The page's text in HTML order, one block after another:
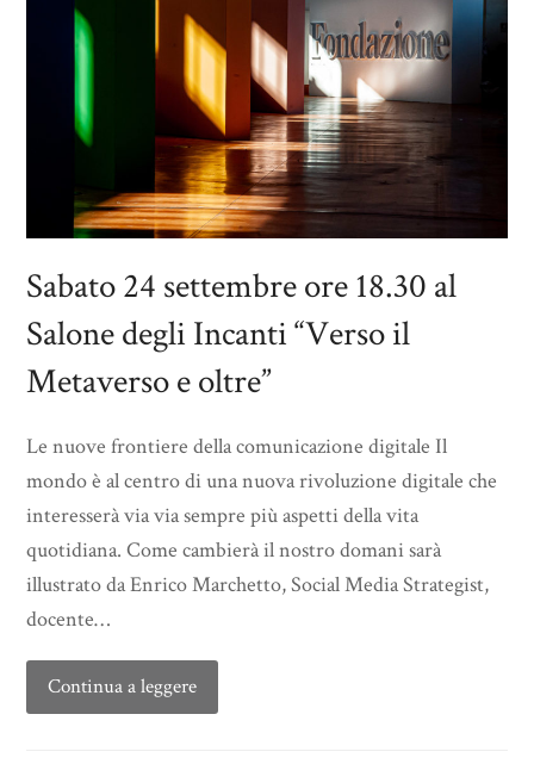
Sabato 24 settembre ore 18.30 al
Salone degli Incanti “Verso il
Metaverso e oltre”
Le nuove frontiere della comunicazione digitale Il
mondo è al centro di una nuova rivoluzione digitale che
interesserà via via sempre più aspetti della vita
quotidiana. Come cambierà il nostro domani sarà
illustrato da Enrico Marchetto, Social Media Strategist,
docente…
Continua a leggere